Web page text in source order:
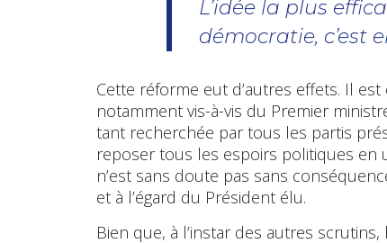
L’idée la plus
démocratie, c’est
Cette réforme eut d’autres effets. Il
notamment vis-à-vis du Premier
tant recherchée par tous les partis
reposer tous les espoirs politiques en
n’est sans doute pas sans
et à l’égard du Président élu.
Bien que, à l’instar des autres